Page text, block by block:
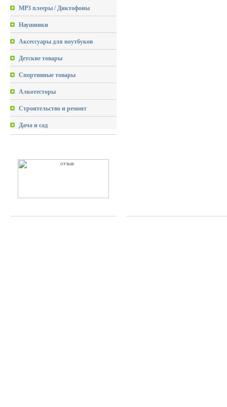
MP3 плееры / Диктофоны
Наушники
Аксессуары для ноутбуков
Детские товары
Спортивные товары
Алкотесторы
Строительство и ремонт
Дача и сад